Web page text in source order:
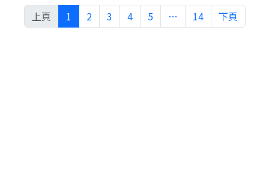
上頁
1 2 3 4 5 … 14 下頁